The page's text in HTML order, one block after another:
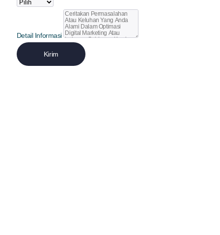
Detail Informasi
Kirim